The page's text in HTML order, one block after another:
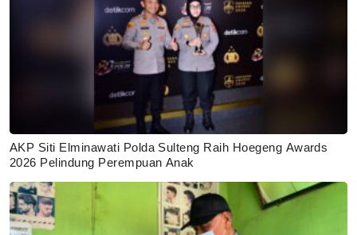
AKP Siti Elminawati Polda Sulteng Raih Hoegeng Awards
2026 Pelindung Perempuan Anak